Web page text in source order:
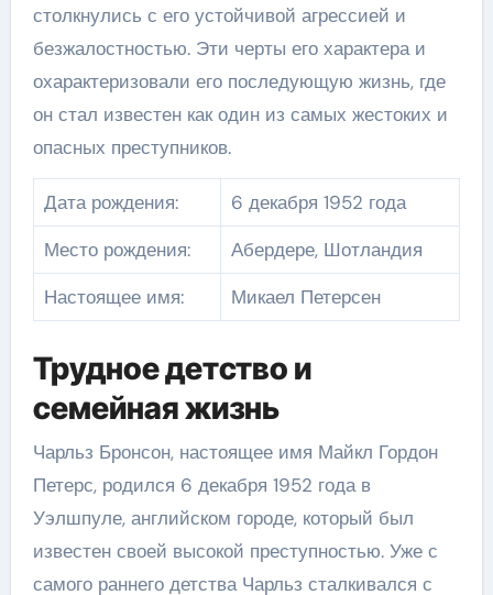
столкнулись с его устойчивой агрессией и
безжалостностью. Эти черты его характера и
охарактеризовали его последующую жизнь, где
он стал известен как один из самых жестоких и
опасных преступников.
Дата рождения:
6 декабря 1952 года
Место рождения:
Абердере, Шотландия
Настоящее имя:
Микаел Петерсен
Трудное детство и
семейная жизнь
Чарльз Бронсон, настоящее имя Майкл Гордон
Петерс, родился 6 декабря 1952 года в
Уэлшпуле, английском городе, который был
известен своей высокой преступностью. Уже с
самого раннего детства Чарльз сталкивался с